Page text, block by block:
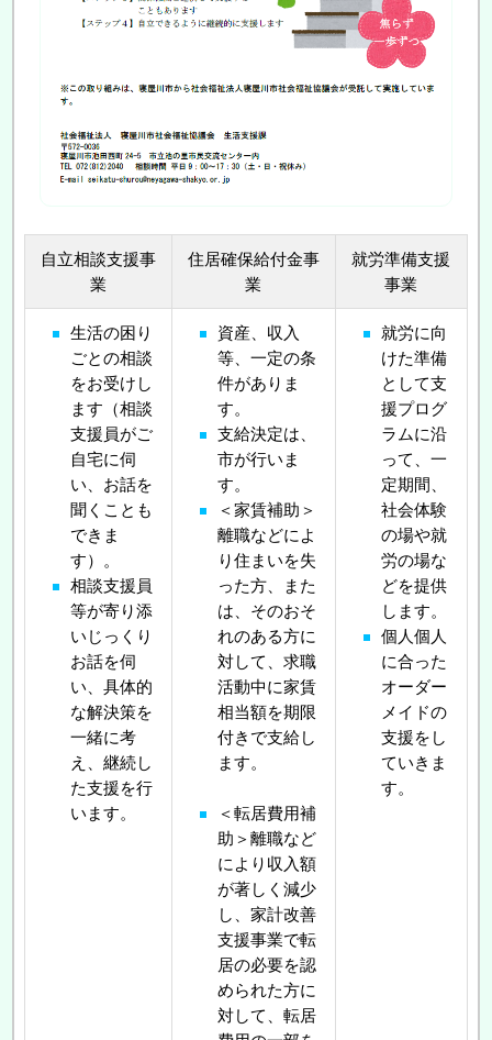
自立相談支援事
業
住居確保給付金事
業
就労準備支援
事業
生活の困り
ごとの相談
をお受けし
ます（相談
支援員がご
自宅に伺
い、お話を
聞くことも
できま
す）。
相談支援員
等が寄り添
いじっくり
お話を伺
い、具体的
な解決策を
一緒に考
え、継続し
た支援を行
います。
資産、収入
等、一定の条
件がありま
す。
支給決定は、
市が行いま
す。
＜家賃補助＞
離職などによ
り住まいを失
った方、また
は、そのおそ
れのある方に
対して、求職
活動中に家賃
相当額を期限
付きで支給し
ます。
＜転居費用補
助＞離職など
により収入額
が著しく減少
し、家計改善
支援事業で転
居の必要を認
められた方に
対して、転居
就労に向
けた準備
として支
援プログ
ラムに沿
って、一
定期間、
社会体験
の場や就
労の場な
どを提供
します。
個人個人
に合った
オーダー
メイドの
支援をし
ていきま
す。